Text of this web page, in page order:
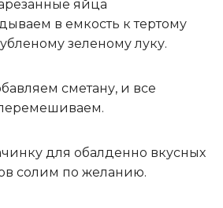
яйца
в емкость к тертому
зеленому луку.
сметану, и все
для обалденно вкусных
солим по желанию.